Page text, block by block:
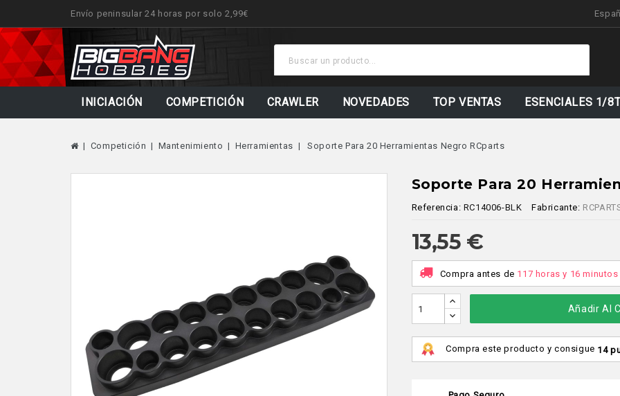
Envío peninsular 24 horas por solo 2,99€
Stock
INICIACIÓN COMPETICIÓN CRAWLER NOVEDADES TOP VENTAS ESENCIALES 1/
Competición Mantenimiento Herramientas Soporte Para 20 Herramientas Negro RCparts
Soporte Para 20
Referencia: RC14006-BLK Fabricante:
13,55 €
Compra antes de 117 horas y 16 minutos
Añadir Al
Compra este producto y consigue 14